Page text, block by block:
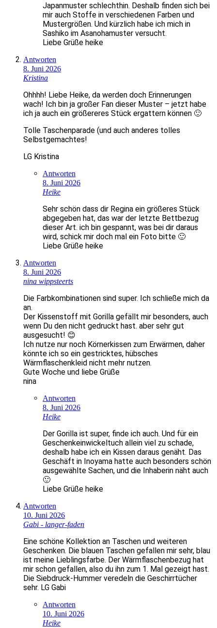
Japanmuster schlechthin. Deshalb finden sich bei
mir auch Stoffe in verschiedenen Farben und
Mustergrößen. Und kürzlich habe ich mich in
Sashiko im Asanohamuster versucht.
Liebe Grüße heike
Antworten
8. Juni 2026
Kristina
Ohhhh! Liebe Heike, da werden doch Erinnerungen
wach! Ich bin ja großer Fan dieser Muster – jetzt habe
ich ja auch ein größereres Stück ergattern können 🙂
Tolle Taschenparade (und auch anderes tolles
Selbstgemachtes!
LG Kristina
Antworten
8. Juni 2026
Heike
Sehr schön dass dir Regina ein größeres Stück
abgegeben hat, das war der letzte Bettbezug
dieser Art. ich bin gespannt, was bei dir daraus
wird, schick mir doch mal ein Foto bitte 🙂
Liebe Grüße heike
Antworten
8. Juni 2026
nina wippsteerts
Die Farbkombinationen sind super. Ich schließe mich da
an.
Der Kissenstoff mit Gorilla gefällt mir besonders, auch
wenn Du den nicht gedruckt hast. aber sehr gut
ausgesucht! 😊
Ich nutze nur noch Körnerkissen zum Erwärmen, daher
könnte ich so ein gestricktes, hübsches
Wärmflaschenkleid nicht mehr nutzen.
Gute Woche und liebe Grüße
nina
Antworten
8. Juni 2026
Heike
Der Gorilla ist super, finde ich auch. Und für ein
Geschenkeinwickeltuch allein viel zu schade,
deshalb habe ich ein Kissen daraus genäht. Das
Geschäft in Inoyama hatte auch besonders schön
ausgewählte Sachen, und die Inhaberin näht auch
🙂
Liebe Grüße heike
Antworten
10. Juni 2026
Gabi - langer-faden
Eine schöne Kollektion an Taschen und weiteren
Geschenken. Die blauen Taschen gefallen mir sehr, blau
ist meine Lieblingsfarbe. Der Wärmflaschenbezug hat
mir schon gefallen, also du ihn zum 1. Mal gezeigt hast.
Die Siebdruck-Hummer veredeln die Geschirrtücher
sehr. LG Gabi
Antworten
10. Juni 2026
Heike